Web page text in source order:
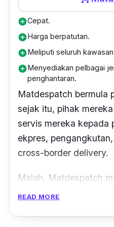
Jenis barangan yang
terlarang.
add_circleCepat.
add_circleHarga berpatutan.
add_circleMeliputi seluruh
add_circleMenyediakan pelbagai
penghantaran.
Matdespatch bermula
sejak itu, pihak
servis mereka kepada
ekpres,
cross-border delivery.
Malah, Matdespatch
perkhidmatan menarik
READ MORE